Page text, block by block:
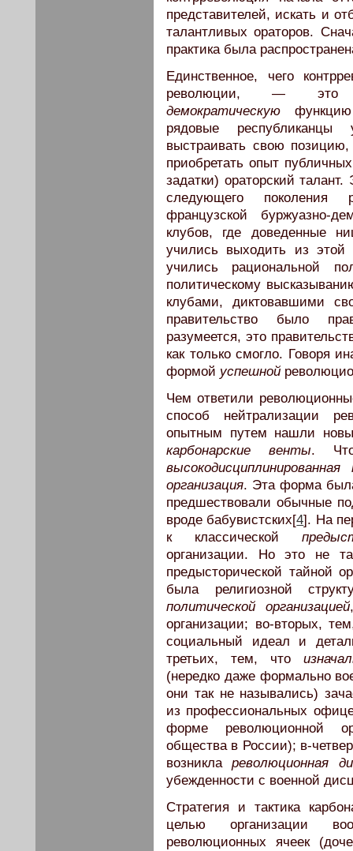
представителей, искать и
талантливых ораторов.
практика была
Единственное, чего
революции, —
демократическую
рядовые
выстраивать свою
приобретать опыт
задатки) ораторский
следующего
французской буржуазно-
клубов, где доведенные
учились выходить из этой
учились рациональной
политическому
клубами, диктовавшими
правительство было
разумеется, это
как только смогло. Говоря
формой успешной
Чем ответили
способ нейтрализации
опытным путем нашли
карбонарские венты. Что
организация. Эта форма
предшествовали обычные
вроде бабувистских[4]. На
к классической
организации. Но это не
предысторической тайной
была религиозной
политической организацией
организации; во-вторых,
социальный идеал и
третьих, тем, что
(нередко даже формально
они так не назывались)
из профессиональных
форме революционной
общества в России); в-
возниклареволюционная
убежденности с военной
Стратегия и тактика
целью организации
революционных ячеек